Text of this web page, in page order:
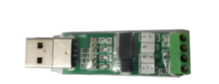
Thi công – Lắp đặt hệ thống HVAC